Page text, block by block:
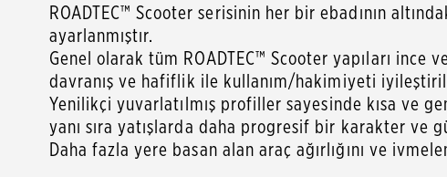
ROADTEC™ Scooter serisinin her bir ebadının
ayarlanmıştır.
Genel olarak tüm ROADTEC™ Scooter yapıları
davranış ve hafiflik ile kullanım/hakimiyeti
Yenilikçi yuvarlatılmış profiller sayesinde kısa ve
yanı sıra yatışlarda daha progresif bir karakter ve
Daha fazla yere basan alan araç ağırlığını ve